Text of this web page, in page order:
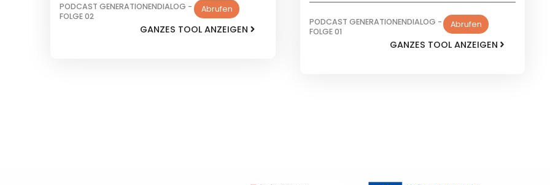
PODCAST GENERATIONENDIALOG -
FOLGE 02
Abrufen
GANZES TOOL ANZEIGEN
PODCAST GENERATIONENDIALOG -
FOLGE 01
Abrufen
GANZES TOOL ANZEIGEN